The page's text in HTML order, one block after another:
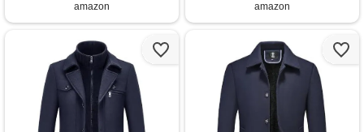
amazon
amazon